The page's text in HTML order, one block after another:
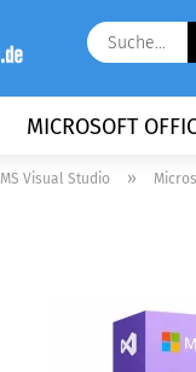
MICROSOFT
MS Visual Studio »